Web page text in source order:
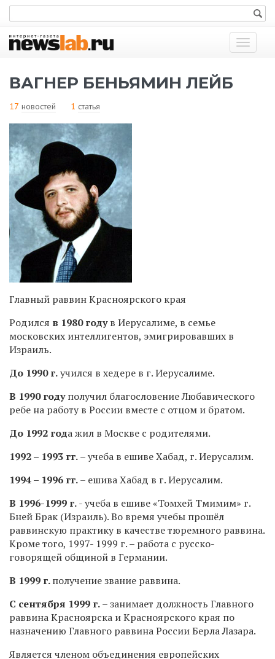
Показать
меню
ВАГНЕР БЕНЬЯМИН ЛЕЙБ
17 новостей 1 статья
Главный раввин Красноярского края
Родился в 1980 годув Иерусалиме, в семье
московских интеллигентов, эмигрировавших в
Израиль.
До 1990 г.учился в хедере в г. Иерусалиме.
В 1990 годуполучил благословение Любавического
ребе на работу в России вместе с отцом и братом.
До 1992 года жил в Москве с родителями.
1992 – 1993 гг.– учеба в ешиве Хабад, г. Иерусалим.
1994 – 1996 гг.– ешива Хабад в г. Иерусалим.
В 1996-1999 г.- учеба в ешиве «Томхей Тмимим» г.
Бней Брак (Израиль). Во время учебы прошёл
раввинскую практику в качестве тюремного раввина.
Кроме того, 1997- 1999 г. – работа с русско-
говорящей общиной в Германии.
В 1999 г.получение звание раввина.
С сентября 1999 г.– занимает должность Главного
раввина Красноярска и Красноярского края по
назначению Главного раввина России Берла Лазара.
Является членом объединения европейских